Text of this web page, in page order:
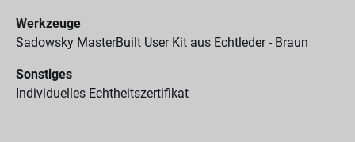
Werkzeuge
Sadowsky MasterBuilt User Kit aus Echtleder - Braun
Sonstiges
Individuelles Echtheitszertifikat